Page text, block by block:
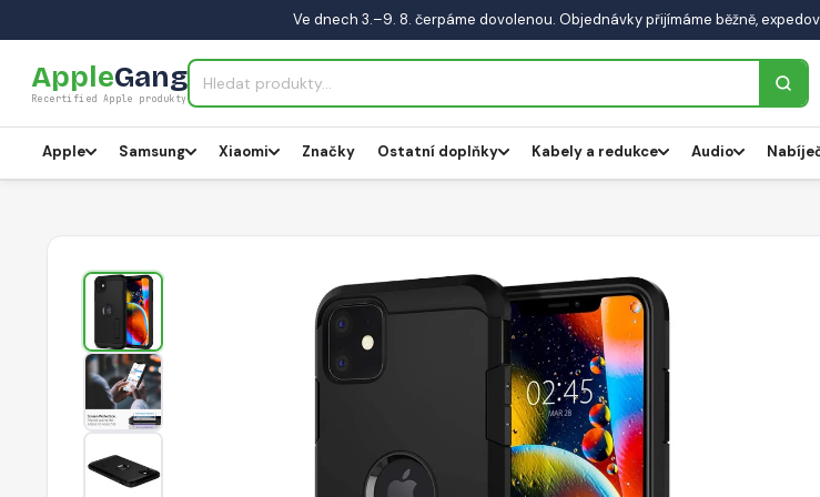
Ve dnech 3.–9. 8. čerpáme dovolenou. Objednávky přijímáme běžně,
AppleGang
Recertified Apple produkty
Apple Samsung Xiaomi Značky Ostatní doplňky Kabely a redukce Audio